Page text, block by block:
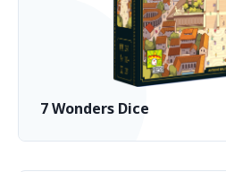
7 Wonders Dice